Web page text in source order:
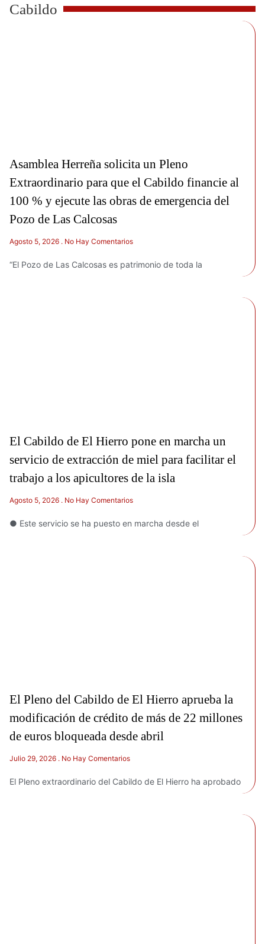
Cabildo
Asamblea Herreña solicita un Pleno
Extraordinario para que el Cabildo financie al
100 % y ejecute las obras de emergencia del
Pozo de Las Calcosas
Agosto 5, 2026 No Hay Comentarios
“El Pozo de Las Calcosas es patrimonio de toda la
El Cabildo de El Hierro pone en marcha un
servicio de extracción de miel para facilitar el
trabajo a los apicultores de la isla
Agosto 5, 2026 No Hay Comentarios
● Este servicio se ha puesto en marcha desde el
El Pleno del Cabildo de El Hierro aprueba la
modificación de crédito de más de 22 millones
de euros bloqueada desde abril
Julio 29, 2026 No Hay Comentarios
El Pleno extraordinario del Cabildo de El Hierro ha aprobado